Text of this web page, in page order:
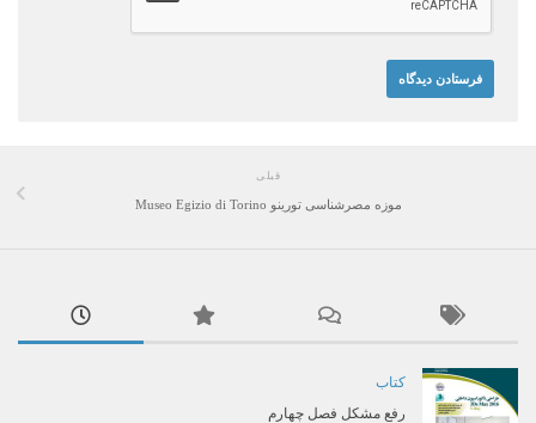
قبلی
موزه مصرشناسی تورینو Museo Egizio di Torino
کتاب
رفع مشکل فصل چهارم